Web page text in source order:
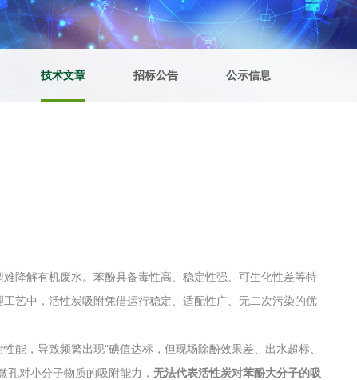
量评价 矿山资源调查 危险
查 环境风险评估 农用
息系统 不动产测绘
空气净化检测
公共卫生检测
技术文章 招标公告 公示信息
降解有机废水。苯酚具备毒性高、稳定性强、可生化性差等特
艺中，活性炭吸附凭借运行稳定、适配性广、无二次污染的优
性能，导致频繁出现“碘值达标，但现场除酚效果差、出水超标、
孔对小分子物质的吸附能力， 无法代表活性炭对苯酚大分子的吸